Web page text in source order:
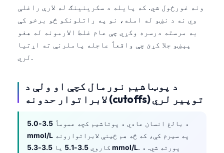
ونه غورځول شي. که پایله د سکرینینګ له لارې راغلې
وي نه د نښو له امله، نو په راتلونکو څو برخو کې
به مرسته درسره وکړي چې عام غلط الارمونه له هغو
پېښو جلا کړئ چې واقعاً عاجله پاملرنې ته اړتیا
لري.
د پوټاشیم نورمال کچې او ولې د
لابراتوار حدونه (cutoffs) توپیر لري
د بالغ انسان عادي د پوتاشیم کچه عموماً
3.5-5.0
mmol/L
کاروي 3.5-5.1 یا 3.5-5.3 mmol/L. پورته شي. د